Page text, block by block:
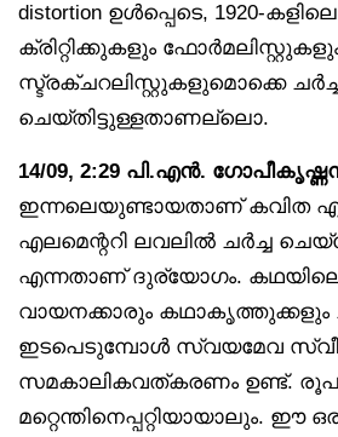
distortion ഉൾപ്പെടെ, 1920-
ക്രിറ്റിക്കുകളും
സ്ട്രക്ചറലിസ്റ്റുകളുമൊക്കെ
ചെയ്തിട്ടുള്ളതാണല്ലൊ.
14/09, 2:29 പി.എൻ.
ഇന്നലെയുണ്ടായതാണ് കവിത
എലമെന്ററി ലവലിൽ ചർച്ച
എന്നതാണ് ദുര്യോഗം.
വായനക്കാരും കഥാകൃത്തുക്കളും
ഇടപെടുമ്പോൾ സ്വയമേവ
സമകാലികവത്കരണം ഉണ്ട്.
മറ്റെന്തിനെപ്പറ്റിയായാലും.